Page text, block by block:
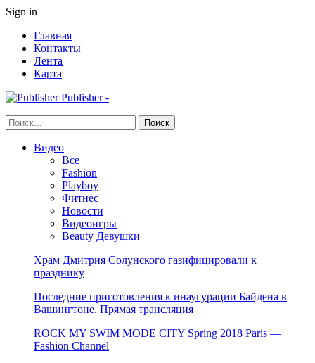
Sign in
Главная
Контакты
Лента
Карта
Publisher -
Видео
Все
Fashion
Playboy
Фитнес
Новости
Видеоигры
Beauty Девушки
Храм Дмитрия Солунского газифицировали к
празднику
Последние приготовления к инаугурации Байдена в
Вашингтоне. Прямая трансляция
ROCK MY SWIM MODE CITY Spring 2018 Paris —
Fashion Channel